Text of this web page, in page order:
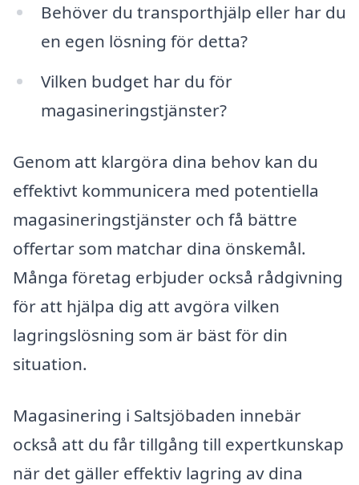
Behöver du transporthjälp eller har du
en egen lösning för detta?
Vilken budget har du för
magasineringstjänster?
Genom att klargöra dina behov kan du
effektivt kommunicera med potentiella
magasineringstjänster och få bättre
offertar som matchar dina önskemål.
Många företag erbjuder också rådgivning
för att hjälpa dig att avgöra vilken
lagringslösning som är bäst för din
situation.
Magasinering i Saltsjöbaden innebär
också att du får tillgång till expertkunskap
när det gäller effektiv lagring av dina